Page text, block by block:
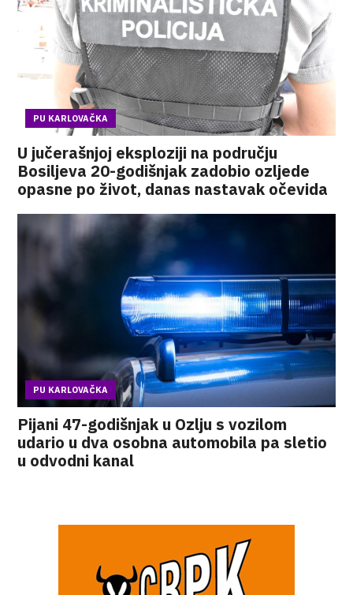
PU KARLOVAČKA
U jučerašnjoj eksploziji na području
Bosiljeva 20-godišnjak zadobio ozljede
opasne po život, danas nastavak očevida
PU KARLOVAČKA
Pijani 47-godišnjak u Ozlju s vozilom
udario u dva osobna automobila pa sletio
u odvodni kanal